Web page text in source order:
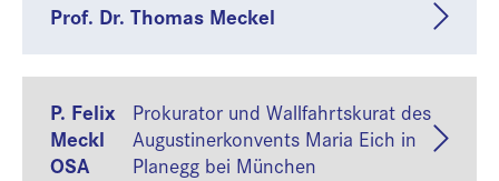
Prof. Dr. Thomas Meckel
P. Felix
Meckl
OSA
Prokurator und Wallfahrtskurat des
Augustinerkonvents Maria Eich in
Planegg bei München